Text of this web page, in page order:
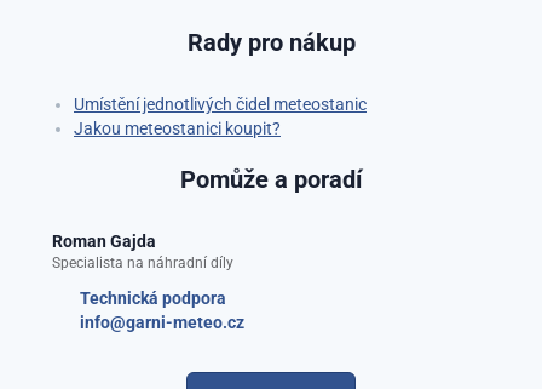
Rady pro nákup
Umístění jednotlivých čidel meteostanic
Jakou meteostanici koupit?
Pomůže a poradí
Roman Gajda
Specialista na náhradní díly
Technická podpora
info@garni-meteo.cz